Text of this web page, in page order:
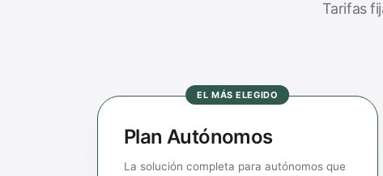
Tarifas
EL MÁS ELEGIDO
Plan Autónomos
La solución completa para autónomos que